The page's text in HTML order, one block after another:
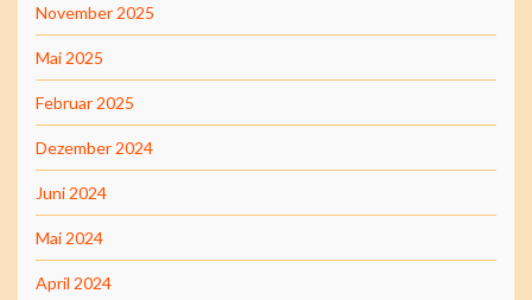
November 2025
Mai 2025
Februar 2025
Dezember 2024
Juni 2024
Mai 2024
April 2024